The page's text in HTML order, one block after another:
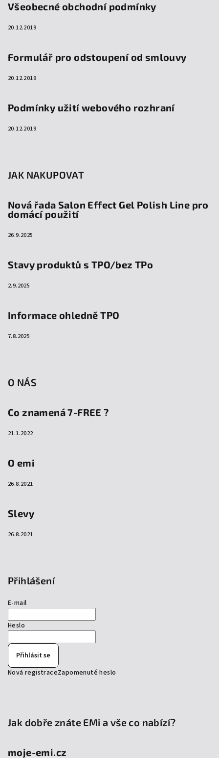
Všeobecné obchodní podmínky
20.12.2019
Formulář pro odstoupení od smlouvy
20.12.2019
Podmínky užití webového rozhraní
20.12.2019
JAK NAKUPOVAT
Nová řada Salon Effect Gel Polish Line pro
domácí použití
26.9.2025
Stavy produktů s TPO/bez TPo
2.9.2025
Informace ohledně TPO
7.8.2025
O NÁS
Co znamená 7-FREE ?
21.1.2022
O emi
26.8.2021
Slevy
26.8.2021
Přihlášení
E-mail
Heslo
Přihlásit se
Nová registraceZapomenuté heslo
Jak dobře znáte EMi a vše co nabízí?
moje-emi.cz